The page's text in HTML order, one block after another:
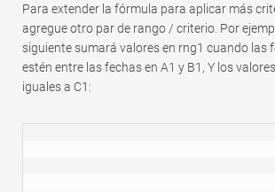
Para extender la fórmula para aplicar más
agregue otro par de rango / criterio. Por
siguiente sumará valores en rng1 cuando las
estén entre las fechas en A1 y B1, Y los
iguales a C1: